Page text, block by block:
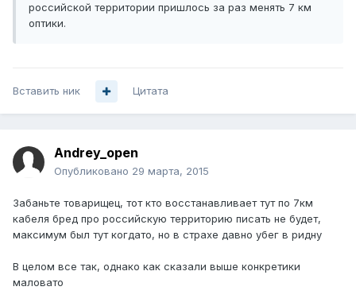
российской территории пришлось за раз менять 7 км
оптики.
Вставить ник Цитата
Andrey_open
Опубликовано 29 марта, 2015
Забаньте товарищец, тот кто восстанавливает тут по 7км
кабеля бред про российскую территорию писать не будет,
максимум был тут когдато, но в страхе давно убег в ридну
В целом все так, однако как сказали выше конкретики
маловато